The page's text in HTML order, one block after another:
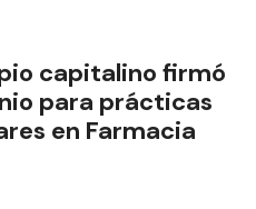
capitalino firmó
para prácticas
en Farmacia